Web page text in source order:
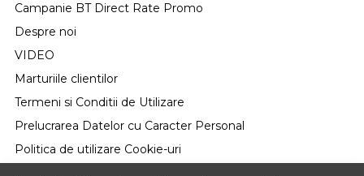
Campanie BT Direct Rate Promo
Despre noi
VIDEO
Marturiile clientilor
Termeni si Conditii de Utilizare
Prelucrarea Datelor cu Caracter Personal
Politica de utilizare Cookie-uri